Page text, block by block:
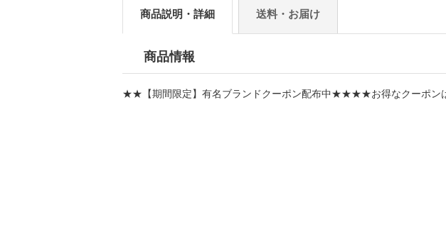
商品説明・詳細 送料・お届け
商品情報
★★【期間限定】有名ブランドクーポン配布中★★★★お得なクーポ